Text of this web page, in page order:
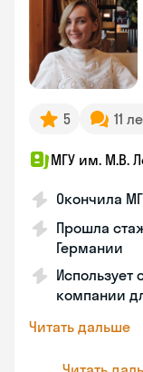
5 11
МГУ им. М.В.
Окончила
Прошла
Германии
компании
Читать дальше